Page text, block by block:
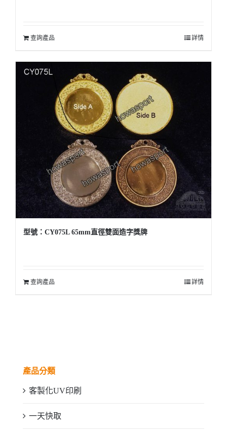
查詢產品 詳情
型號：CY075L 65mm直徑雙面造字獎牌
查詢產品 詳情
產品分類
客製化UV印刷
一天快取